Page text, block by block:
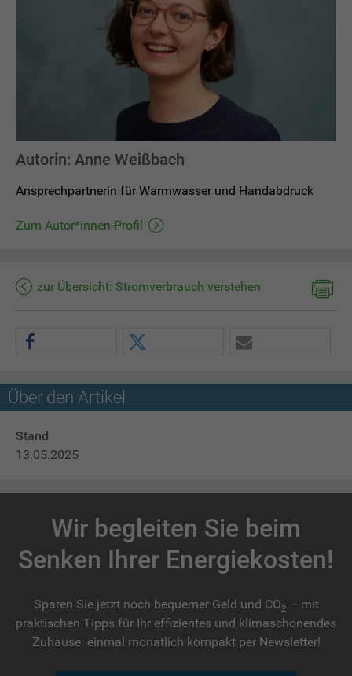
Autorin: Anne Weißbach
Ansprechpartnerin für Warmwasser und Handabdruck
Zum Autor*innen-Profil
zur Übersicht: Stromverbrauch verstehen
Über den Artikel
Stand
13.05.2025
Wir begleiten Sie beim
Senken Ihrer Energiekosten!
Sparen Sie jetzt noch bequemer Geld und CO2 – mit
praktischen Tipps für Ihr effizientes und klimaschonendes
Zuhause: einmal monatlich kompakt per Newsletter!